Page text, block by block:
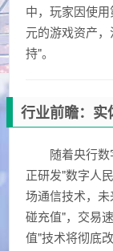
中，玩家因使
元的游戏资产
持"。
行业前瞻：
随着央行
正研发"数字人
场通信技术，
碰充值"，交易
值"技术将彻底